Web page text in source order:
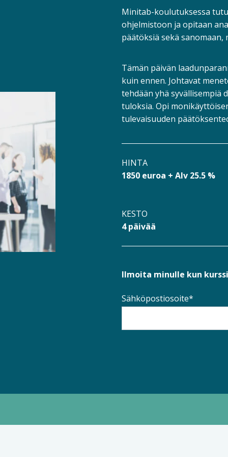
Minitab-koulutuksessa
ohjelmistoon ja opitaan
päätöksiä sekä
Tämän päivän
kuin ennen. Johtavat
tehdään yhä syvällisempiä
tuloksia. Opi
tulevaisuuden
HINTA
1850 euroa + Alv 25.5 %
KESTO
4 päivää
Ilmoita minulle kun
Sähköpostiosoite*